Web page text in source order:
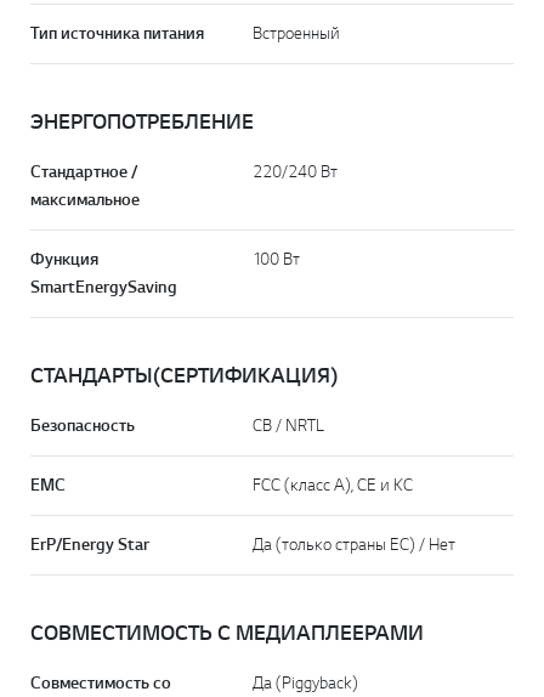
Тип источника питания Встроенный
ЭНЕРГОПОТРЕБЛЕНИЕ
Стандартное /
максимальное
220/240 Вт
Функция
Smart Energy Saving
100 Вт
СТАНДАРТЫ(СЕРТИФИКАЦИЯ)
Безопасность CB / NRTL
EMC FCC (класс A), CE и KC
ErP/Energy Star Да (только страны ЕС) / Нет
СОВМЕСТИМОСТЬ С МЕДИАПЛЕЕРАМИ
Совместимость со
Да (Piggyback)